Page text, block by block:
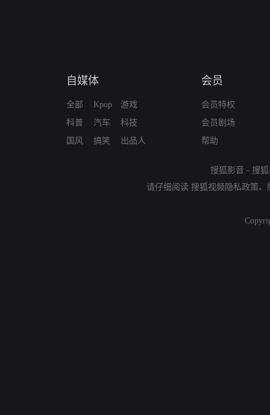
自媒体
全部
科普
国风
Kpop
汽车
搞笑
游戏
科技
出品人
会员
会员特权
会员剧场
帮助
搜狐影音 - 搜
请仔细阅读 搜狐视频隐私政策、